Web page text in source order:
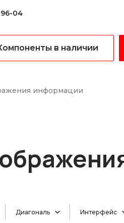
04
в наличии
информации
Диагональ Интерфейс